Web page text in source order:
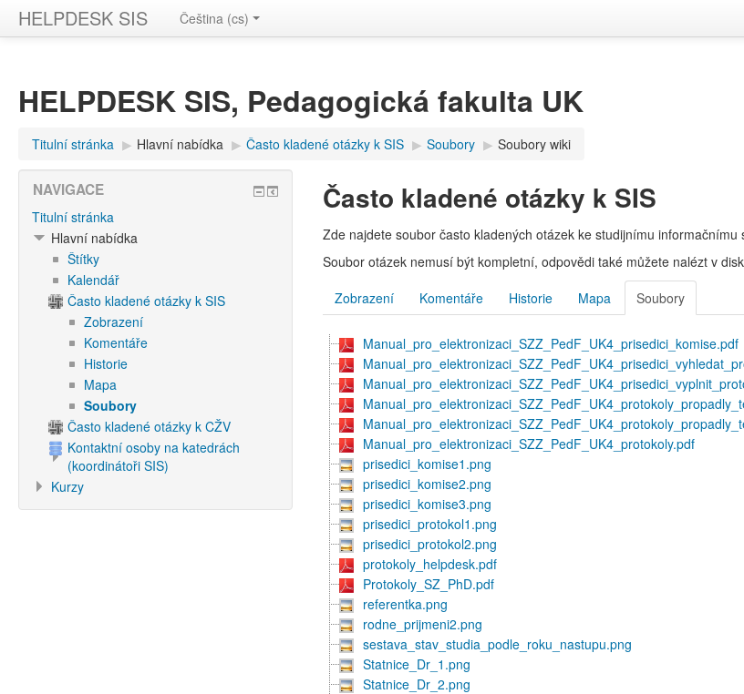
HELPDESK SIS Čeština ‎(cs)‎
HELPDESK SIS, Pedagogická fakulta UK
Titulní stránka ▶︎ Hlavní nabídka ▶︎ Často kladené otázky k SIS ▶︎ Soubory ▶︎ Soubory wiki
Často kladené otázky k SIS
Zde najdete soubor často kladených otázek ke studijnímu informačnímu
Soubor otázek nemusí být kompletní, odpovědi také můžete nalézt v
Zobrazení
Komentáře Historie Mapa Soubory
Manual_pro_elektronizaci_SZZ_PedF_UK4_prisedici_komise.pdf
Manual_pro_elektronizaci_SZZ_PedF_UK4_protokoly.pdf
prisedici_komise1.png
prisedici_komise2.png
prisedici_komise3.png
prisedici_protokol1.png
prisedici_protokol2.png
protokoly_helpdesk.pdf
Protokoly_SZ_PhD.pdf
referentka.png
rodne_prijmeni2.png
sestava_stav_studia_podle_roku_nastupu.png
Statnice_Dr_1.png
Statnice_Dr_2.png
NAVIGACE
Titulní stránka
Hlavní nabídka
Štítky
Kalendář
Často kladené otázky k SIS
Zobrazení
Komentáře
Historie
Mapa
Soubory
Často kladené otázky k CŽV
Kontaktní osoby na katedrách
(koordinátoři SIS)
Kurzy